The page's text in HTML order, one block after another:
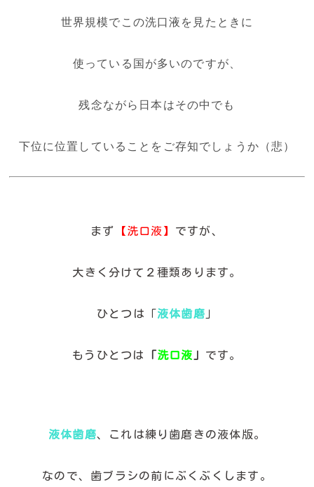
世界規模でこの洗口液を見たときに
使っている国が多いのですが、
残念ながら日本はその中でも
下位に位置していることをご存知でしょうか（悲）
まず 【洗口液】 ですが、
大きく分けて２種類あります。
ひとつは「液体歯磨 」
もうひとつは 「洗口液 です。
液体歯磨、これは練り歯磨きの液体版。
なので、歯ブラシの前にぶくぶくします。